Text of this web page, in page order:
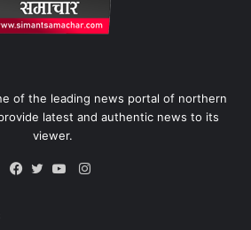
of the leading news portal of northern
latest and authentic news to its
viewer.
Instagram